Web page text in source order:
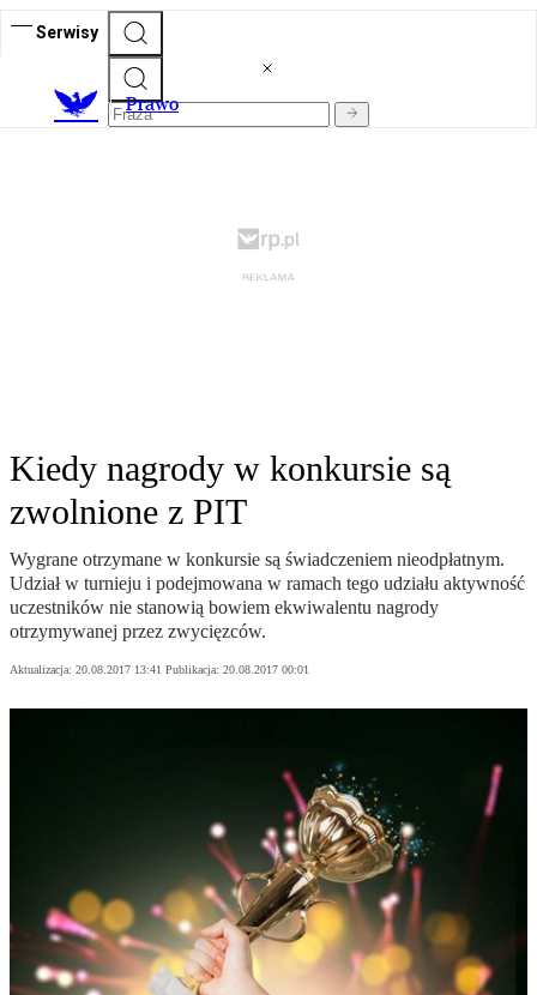
Serwisy
Prawo
Kiedy nagrody w konkursie są
zwolnione z PIT
Wygrane otrzymane w konkursie są świadczeniem nieodpłatnym.
Udział w turnieju i podejmowana w ramach tego udziału aktywność
uczestników nie stanowią bowiem ekwiwalentu nagrody
otrzymywanej przez zwycięzców.
Aktualizacja: 20.08.2017 13:41 Publikacja: 20.08.2017 00:01